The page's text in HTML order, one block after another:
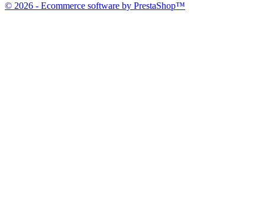
© 2026 - Ecommerce software by PrestaShop™